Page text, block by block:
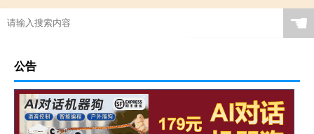
☚
公告